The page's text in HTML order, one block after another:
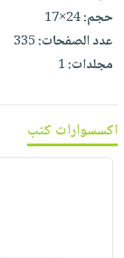
حلي
عناية
بالذات
أطفال
مناسبات
الشركة
سياسة
الشركة
أسئلة
يتكرر
لائحة
الأمنيات
عربة
التسوق
حجم:24×17
عدد الصفحات:335
مجلدات:1
اكسسوارات كتب